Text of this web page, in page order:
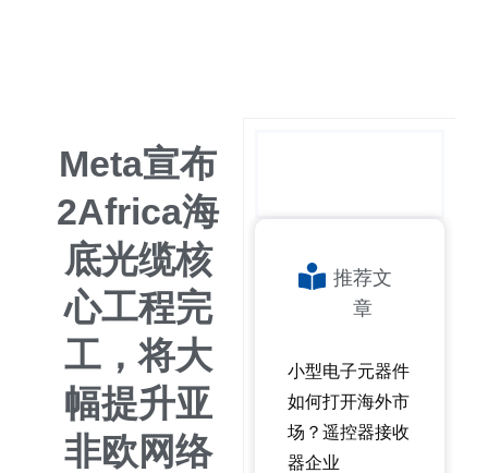
Meta宣布
2Africa海
底光缆核
心工程完
工，将大
幅提升亚
非欧网络
推荐文
章
小型电子元器件
如何打开海外市
场？遥控器接收
器企业